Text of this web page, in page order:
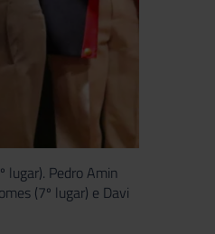
lugar). Pedro Amin
(7º lugar) e Davi